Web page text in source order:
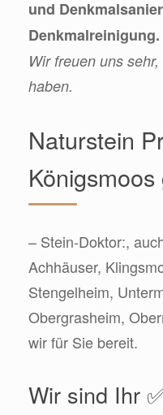
und
Denkmalreinigung.
Wir freuen uns
haben.
Naturstein
– Stein-Doktor:,
Achhäuser,
Stengelheim,
Obergrasheim,
wir für Sie bereit.
Wir sind Ihr